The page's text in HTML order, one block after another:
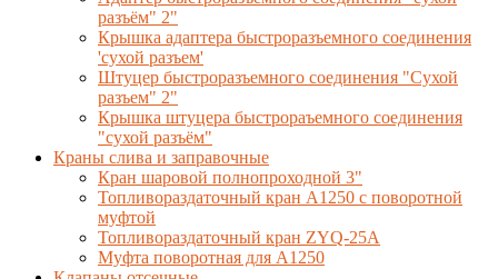
разъём" 2"
Крышка адаптера быстроразъемного соединения
'сухой разъем'
Штуцер быстроразъемного соединения "Сухой
разъем" 2"
Крышка штуцера быстрораъемного соединения
"сухой разъём"
Краны слива и заправочные
Кран шаровой полнопроходной 3"
Топливораздаточный кран A1250 с поворотной
муфтой
Топливораздаточный кран ZYQ-25A
Муфта поворотная для А1250